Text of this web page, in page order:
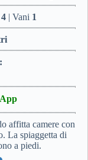
4| Vani 1
affitta camere con
La spiaggetta di
a piedi.